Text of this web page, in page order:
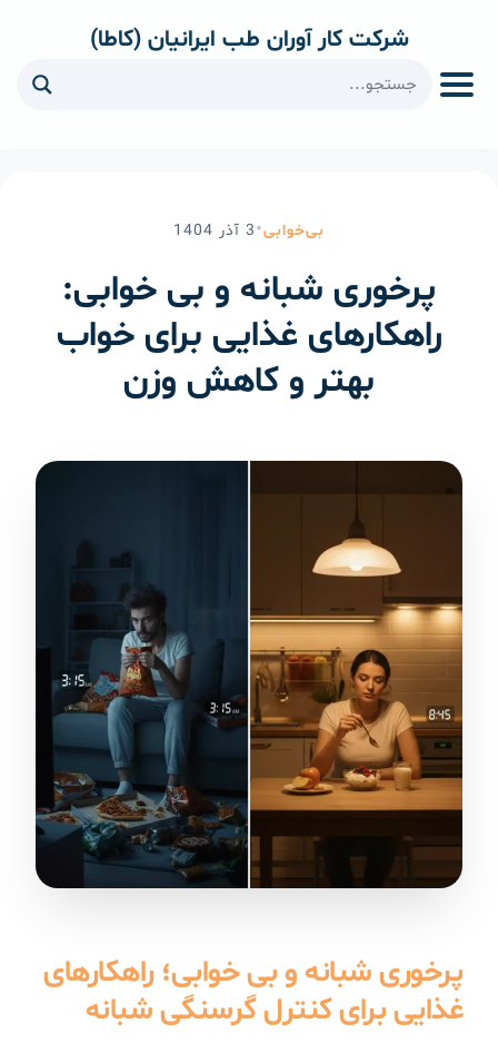
شرکت کار آوران طب ایرانیان (کاطا)
بی‌خوابی•
3 آذر 1404
پرخوری شبانه و بی خوابی:
راهکارهای غذایی برای خواب
بهتر و کاهش وزن
پرخوری شبانه و بی خوابی؛ راهکارهای
غذایی برای کنترل گرسنگی شبانه